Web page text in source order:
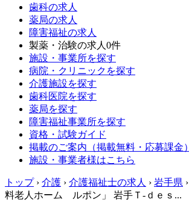
歯科の求人
薬局の求人
障害福祉の求人
製薬・治験の求人 0件
施設・事業所を探す
病院・クリニックを探す
介護施設を探す
歯科医院を探す
薬局を探す
障害福祉事業所を探す
資格・試験ガイド
掲載のご案内（掲載無料・応募課金）
施設・事業者様はこちら
トップ › 介護 › 介護福祉士の求人 › 岩手県 ›
料老人ホーム ルポン」 岩手Ｔ‐ｄｅｓ...